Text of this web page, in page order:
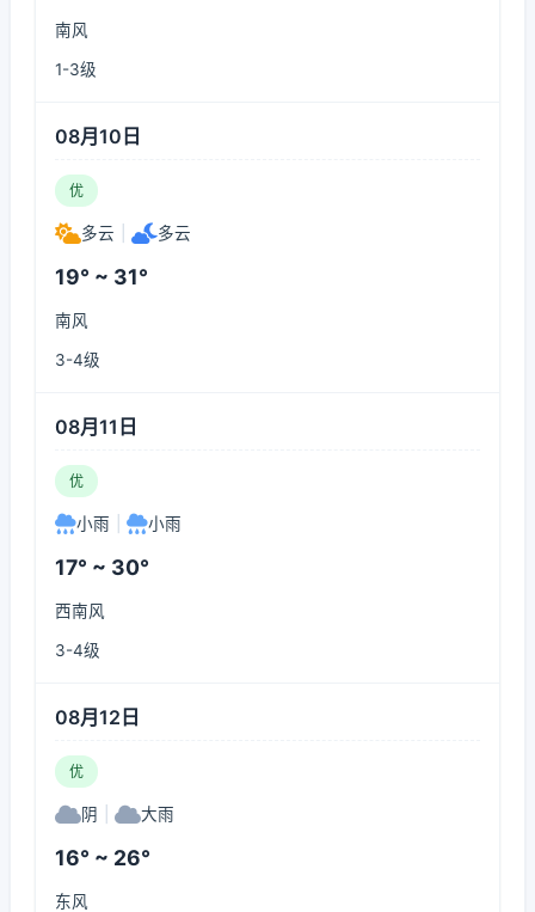
南风
1-3级
08月10日
优
多云 多云
19° ~ 31°
南风
3-4级
08月11日
优
小雨 小雨
17° ~ 30°
西南风
3-4级
08月12日
优
阴 大雨
16° ~ 26°
东风